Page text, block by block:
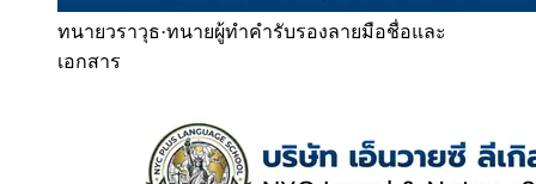
ทนายวราวุธ·ทนายผู้ทำคำรับรองลายมือชื่อและ
เอกสาร